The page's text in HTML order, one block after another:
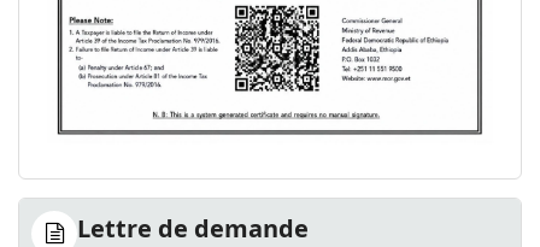
Lettre de demande